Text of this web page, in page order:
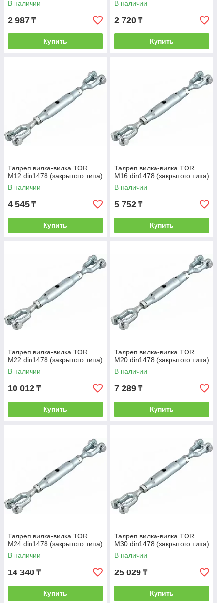
В наличии
2 987 ₸
Купить
В наличии
2 720 ₸
Купить
Талреп вилка-вилка TOR
М12 din1478 (закрытого типа)
В наличии
4 545 ₸
Купить
Талреп вилка-вилка TOR
М16 din1478 (закрытого типа)
В наличии
5 752 ₸
Купить
Талреп вилка-вилка TOR
М22 din1478 (закрытого типа)
В наличии
10 012 ₸
Купить
Талреп вилка-вилка TOR
М20 din1478 (закрытого типа)
В наличии
7 289 ₸
Купить
Талреп вилка-вилка TOR
М24 din1478 (закрытого типа)
В наличии
14 340 ₸
Купить
Талреп вилка-вилка TOR
М30 din1478 (закрытого типа)
В наличии
25 029 ₸
Купить